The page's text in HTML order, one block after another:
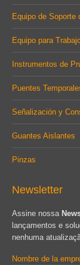
Equipo de Soporte
Equipo para
Instrumentos de
Puentes
Señalización y
Guantes Aislantes
Pinzas
Newsletter
Assine nossa
lançamentos e
nenhuma
Nombre de la